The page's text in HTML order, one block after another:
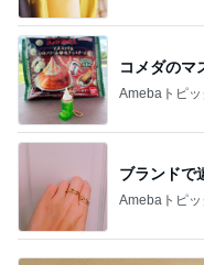
コメダのマ
Amebaトピッ
ブランドで
Amebaトピッ